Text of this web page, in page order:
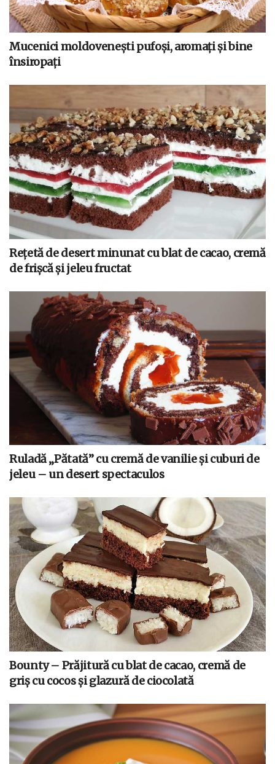
Mucenici moldovenești pufoși, aromați și bine
însiropați
Rețetă de desert minunat cu blat de cacao, cremă
de frișcă și jeleu fructat
Ruladă „Pătată” cu cremă de vanilie și cuburi de
jeleu – un desert spectaculos
Bounty – Prăjitură cu blat de cacao, cremă de
griș cu cocos și glazură de ciocolată